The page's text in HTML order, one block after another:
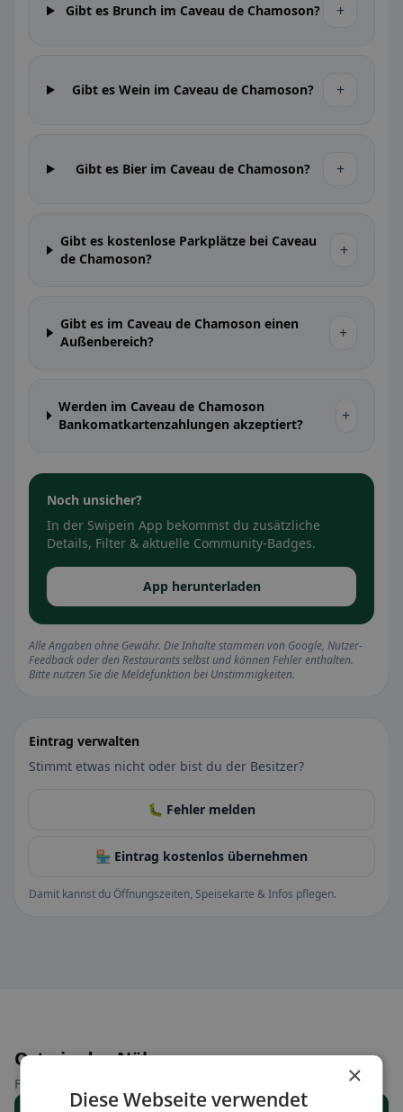
Gibt es Brunch im Caveau de Chamoson? +
Gibt es Wein im Caveau de Chamoson? +
Gibt es Bier im Caveau de Chamoson? +
Gibt es kostenlose Parkplätze bei Caveau
de Chamoson?
+
Gibt es im Caveau de Chamoson einen
Außenbereich?
+
Werden im Caveau de Chamoson
Bankomatkartenzahlungen akzeptiert?
+
Noch unsicher?
In der Swipein App bekommst du zusätzliche
Details, Filter & aktuelle Community-Badges.
App herunterladen
Alle Angaben ohne Gewähr. Die Inhalte stammen von Google, Nutzer-
Feedback oder den Restaurants selbst und können Fehler enthalten.
Bitte nutzen Sie die Meldefunktion bei Unstimmigkeiten.
Eintrag verwalten
Stimmt etwas nicht oder bist du der Besitzer?
🐛 Fehler melden
🏪 Eintrag kostenlos übernehmen
Damit kannst du Öffnungszeiten, Speisekarte & Infos pflegen.
Orte in der Nähe
Finde den passenden Ort für deine Restaurantsuche.
×
Diese Webseite verwendet